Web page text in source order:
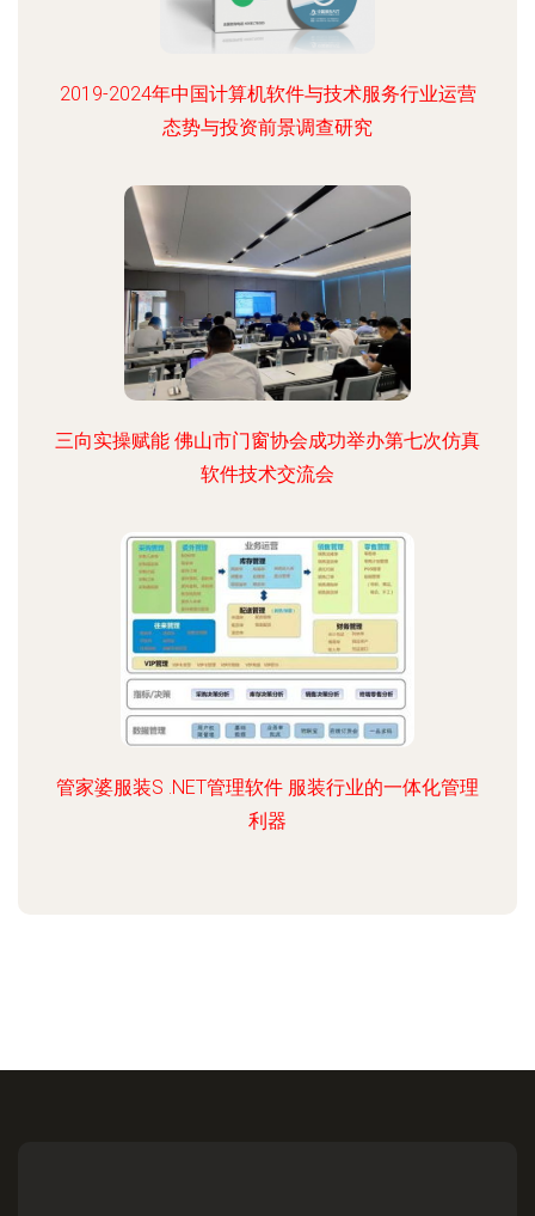
2019-2024年中国计算机软件与技术服务行业运营
态势与投资前景调查研究
三向实操赋能 佛山市门窗协会成功举办第七次仿真
软件技术交流会
管家婆服装S .NET管理软件 服装行业的一体化管理
利器